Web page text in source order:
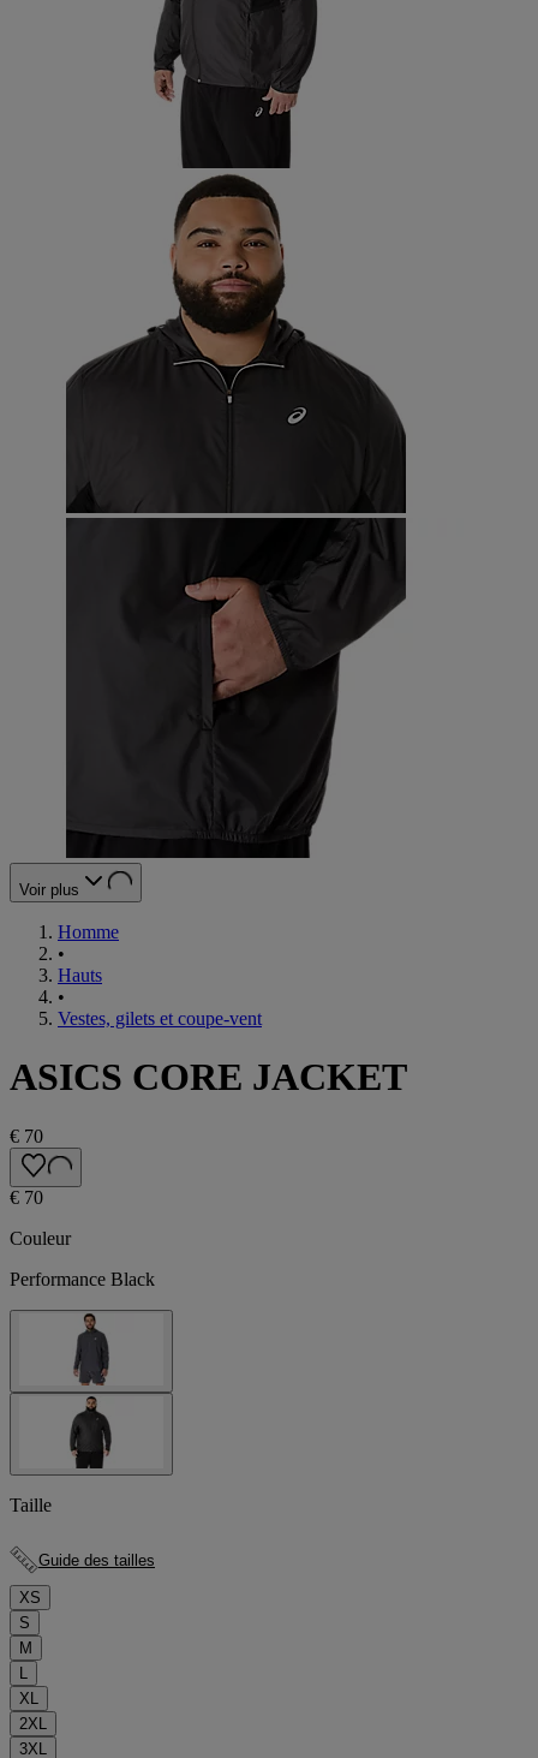
Voir plus
Homme
•
Hauts
•
Vestes, gilets et coupe-vent
ASICS CORE JACKET
€ 70
€ 70
Couleur
Performance Black
Taille
Guide des tailles
XS
S
M
L
XL
2XL
3XL